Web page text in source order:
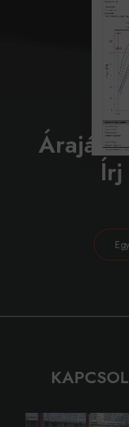
Írj